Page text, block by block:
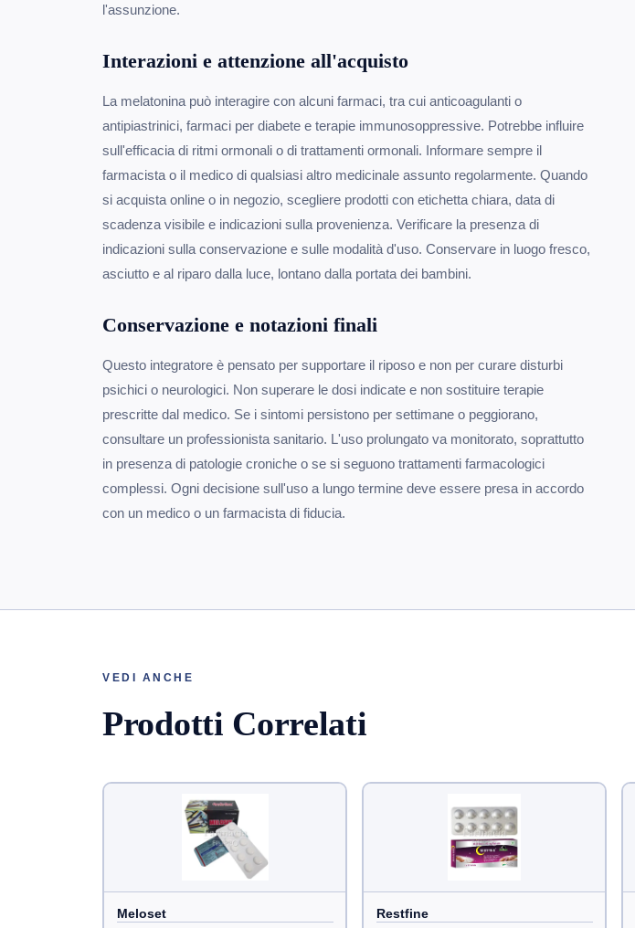
l'assunzione.
Interazioni e attenzione all'acquisto
La melatonina può interagire con alcuni farmaci, tra cui anticoagulanti o
antipiastrinici, farmaci per diabete e terapie immunosoppressive. Potrebbe influire
sull'efficacia di ritmi ormonali o di trattamenti ormonali. Informare sempre il
farmacista o il medico di qualsiasi altro medicinale assunto regolarmente. Quando
si acquista online o in negozio, scegliere prodotti con etichetta chiara, data di
scadenza visibile e indicazioni sulla provenienza. Verificare la presenza di
indicazioni sulla conservazione e sulle modalità d'uso. Conservare in luogo fresco,
asciutto e al riparo dalla luce, lontano dalla portata dei bambini.
Conservazione e notazioni finali
Questo integratore è pensato per supportare il riposo e non per curare disturbi
psichici o neurologici. Non superare le dosi indicate e non sostituire terapie
prescritte dal medico. Se i sintomi persistono per settimane o peggiorano,
consultare un professionista sanitario. L'uso prolungato va monitorato, soprattutto
in presenza di patologie croniche o se si seguono trattamenti farmacologici
complessi. Ogni decisione sull'uso a lungo termine deve essere presa in accordo
con un medico o un farmacista di fiducia.
VEDI ANCHE
Prodotti Correlati
Meloset Restfine